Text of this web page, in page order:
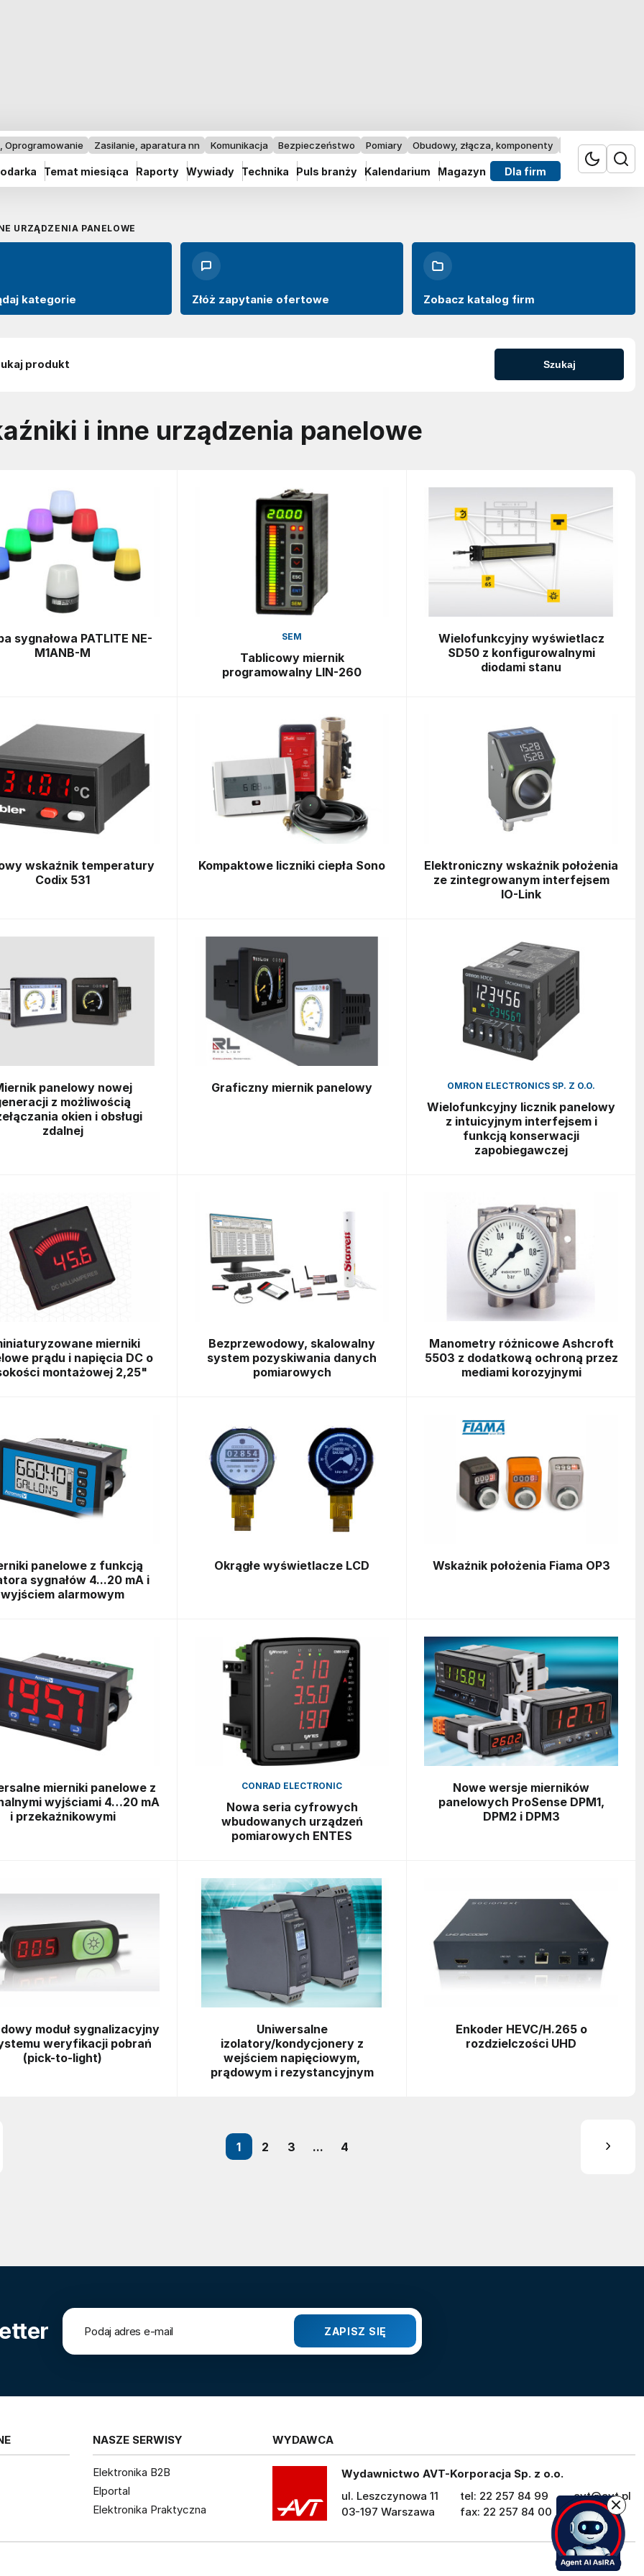
Oprogramowanie Zasilanie, aparatura nn Komunikacja Bezpieczeństwo Pomiary Obudowy, złącza, komponenty Przemysł 4.0
Temat miesiąca Raporty Wywiady Technika Puls branży Kalendarium Magazyn Dla firm
URZĄDZENIA PANELOWE
kategorie Złóż zapytanie ofertowe Zobacz katalog firm
Szukaj
i inne urządzenia panelowe
sygnałowa PATLITE NE-
M1ANB-M
SEM
Tablicowy miernik
programowalny LIN-260
Wielofunkcyjny wyświetlacz
SD50 z konfigurowalnymi
diodami stanu
wskaźnik temperatury
Codix 531
Kompaktowe liczniki ciepła Sono
Elektroniczny wskaźnik położenia
ze zintegrowanym interfejsem
IO-Link
panelowy nowej
z możliwością
okien i obsługi
zdalnej
Graficzny miernik panelowy OMRON ELECTRONICS SP. Z O.O.
Wielofunkcyjny licznik panelowy
z intuicyjnym interfejsem i
funkcją konserwacji
zapobiegawczej
mierniki
prądu i napięcia DC o
montażowej 2,25"
Bezprzewodowy, skalowalny
system pozyskiwania danych
pomiarowych
Manometry różnicowe Ashcroft
5503 z dodatkową ochroną przez
mediami korozyjnymi
panelowe z funkcją
sygnałów 4...20 mA i
wyjściem alarmowym
Okrągłe wyświetlacze LCD Wskaźnik położenia Fiama OP3
mierniki panelowe z
wyjściami 4…20 mA
i przekaźnikowymi
CONRAD ELECTRONIC
Nowa seria cyfrowych
wbudowanych urządzeń
pomiarowych ENTES
Nowe wersje mierników
panelowych ProSense DPM1,
DPM2 i DPM3
moduł sygnalizacyjny
weryfikacji pobrań
(pick-to-light)
Uniwersalne
izolatory/kondycjonery z
wejściem napięciowym,
prądowym i rezystancyjnym
Enkoder HEVC/H.265 o
rozdzielczości UHD
1 2 3 ... 4
NASZE SERWISY
Elektronika B2B
Elportal
Elektronika Praktyczna
WYDAWCA
Wydawnictwo AVT-Korporacja Sp. z o.o.
ul. Leszczynowa 11
03-197 Warszawa
tel: 22 257 84 99
fax: 22 257 84 00
avt@avt.pl
avt.pl